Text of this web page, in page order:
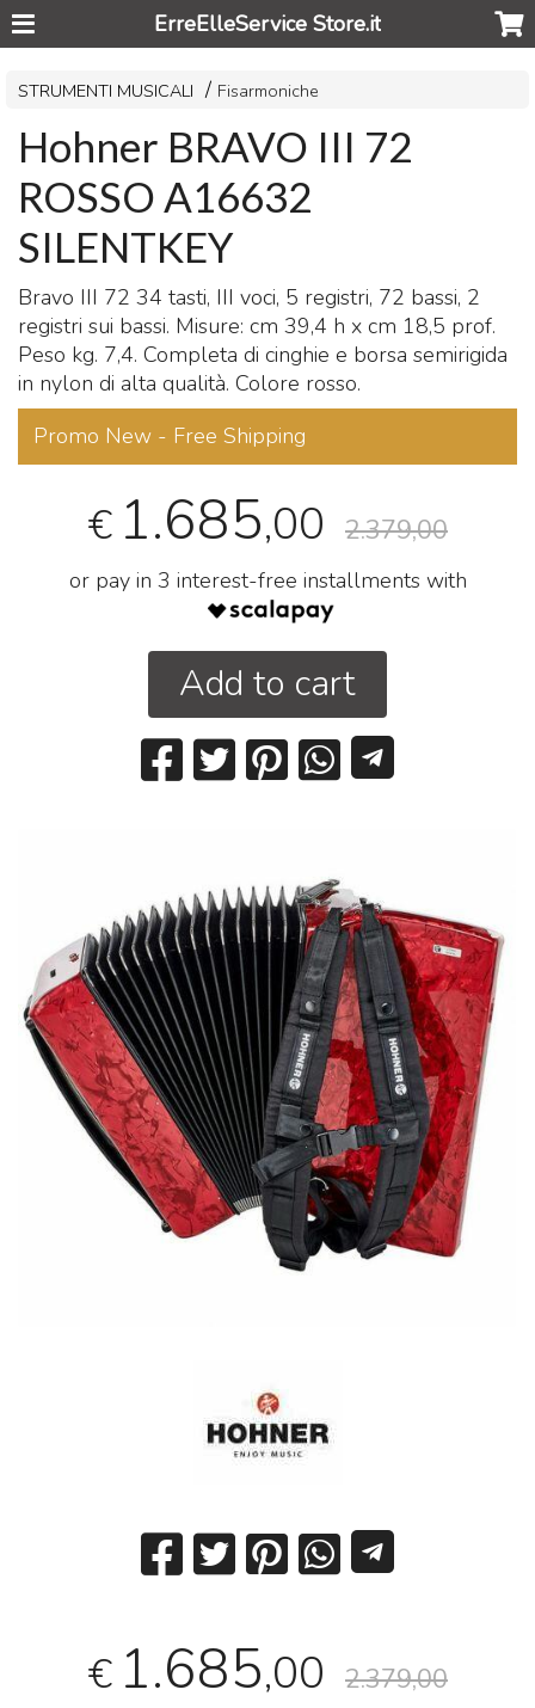
ErreElleService Store.it
STRUMENTI MUSICALI Fisarmoniche
Hohner BRAVO III 72
ROSSO A16632
SILENTKEY
Bravo III 72 34 tasti, III voci, 5 registri, 72 bassi, 2
registri sui bassi. Misure: cm 39,4 h x cm 18,5 prof.
Peso kg. 7,4. Completa di cinghie e borsa semirigida
in nylon di alta qualità. Colore rosso.
Promo New - Free Shipping
€ 1.685,00 2.379,00
or pay in 3 interest-free installments with
Add to cart
€ 1.685,00 2.379,00